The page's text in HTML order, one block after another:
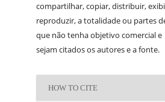
compartilhar, copiar, distribuir,
reproduzir, a totalidade ou partes
que não tenha objetivo comercial e
sejam citados os autores e a fonte.
HOW TO CITE